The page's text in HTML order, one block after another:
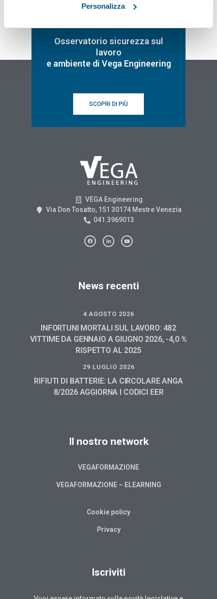
Personalizza
Osservatorio sicurezza sul
lavoro
e ambiente di Vega Engineering
SCOPRI DI PIÙ
VEGA Engineering
Via Don Tosatto, 151 30174 Mestre Venezia
041.3969013
News recenti
4 AGOSTO 2026
INFORTUNI MORTALI SUL LAVORO: 482
VITTIME DA GENNAIO A GIUGNO 2026, -4,0 %
RISPETTO AL 2025
29 LUGLIO 2026
RIFIUTI DI BATTERIE: LA CIRCOLARE ANGA
8/2026 AGGIORNA I CODICI EER
Il nostro network
VEGAFORMAZIONE
VEGAFORMAZIONE – ELEARNING
Cookie policy
Privacy
Iscriviti